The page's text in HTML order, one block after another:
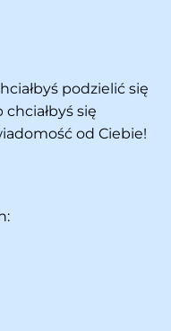
podzielić się
się
od Ciebie!